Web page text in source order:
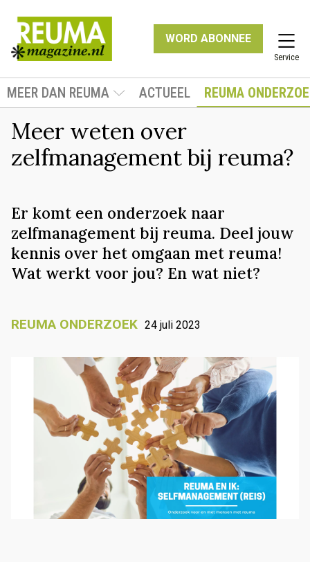
WORD ABONNEE
Service
MEER DAN REUMA ACTUEEL REUMA
Meer weten over
zelfmanagement bij reuma?
Er komt een onderzoek naar
zelfmanagement bij reuma. Deel jouw
kennis over het omgaan met reuma!
Wat werkt voor jou? En wat niet?
REUMA ONDERZOEK 24 juli 2023